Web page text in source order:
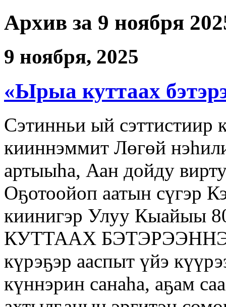
Архив за 9 ноября
9 ноября, 2025
«Ырыа куттаах
Сэтинньи ый сэттистиир
кииннэммит Лөгөй
артыыһа, Аан дойду
Оҕотоойоп аатын сүгэр
киинигэр Улуу Кыайыы
КУТТААХ
күрэҕэр ааспыт үйэ
күннэрин санаһа, аҕам